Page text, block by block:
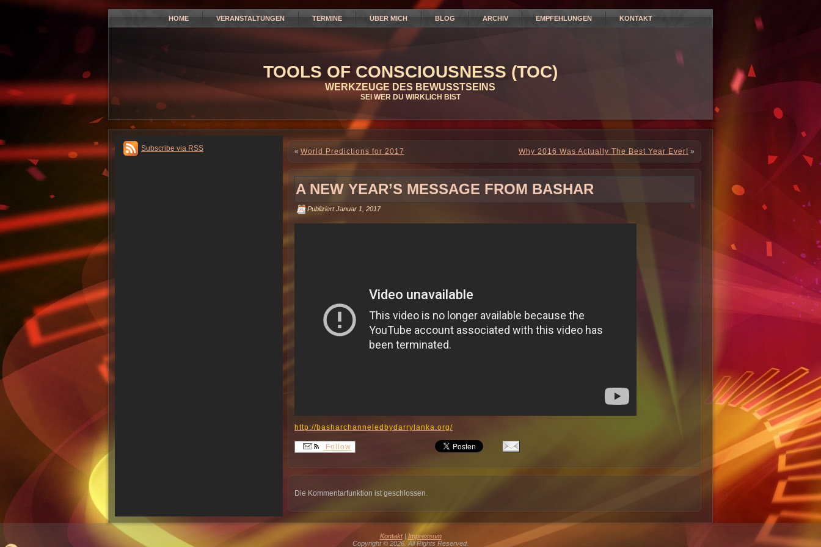
HOME VERANSTALTUNGEN TERMINE ÜBER MICH BLOG ARCHIV EMPFEHLUNGEN KONTAKT
TOOLS OF CONSCIOUSNESS (TOC)
WERKZEUGE DES BEWUSSTSEINS
SEI WER DU WIRKLICH BIST
Subscribe via RSS « World Predictions for 2017 Why 2016 Was Actually The Best Year Ever! »
A NEW YEAR’S MESSAGE FROM BASHAR
Publiziert Januar 1, 2017
http://basharchanneledbydarrylanka.org/
Follow
Die Kommentarfunktion ist geschlossen.
Kontakt| Impressum
Copyright © 2026. All Rights Reserved.